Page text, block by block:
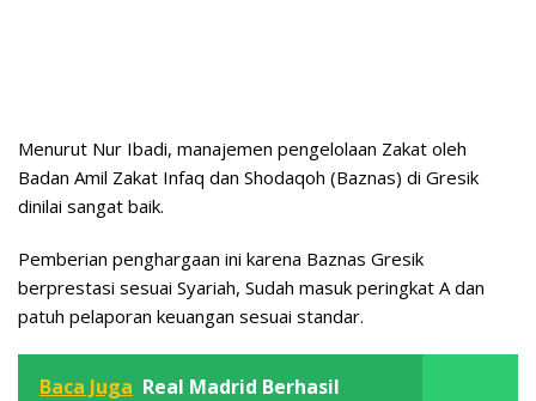
Menurut Nur Ibadi, manajemen pengelolaan Zakat oleh
Badan Amil Zakat Infaq dan Shodaqoh (Baznas) di Gresik
dinilai sangat baik.
Pemberian penghargaan ini karena Baznas Gresik
berprestasi sesuai Syariah, Sudah masuk peringkat A dan
patuh pelaporan keuangan sesuai standar.
Baca Juga Real Madrid Berhasil